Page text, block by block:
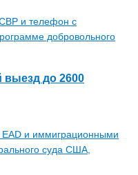
выезд до 2600